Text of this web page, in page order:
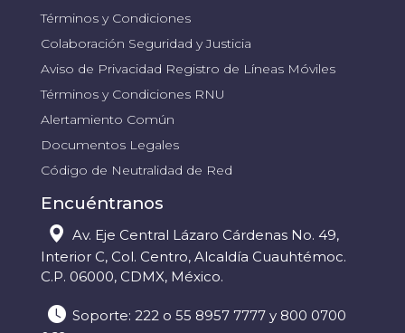
Términos y Condiciones
Colaboración Seguridad y Justicia
Aviso de Privacidad Registro de Líneas Móviles
Términos y Condiciones RNU
Alertamiento Común
Documentos Legales
Código de Neutralidad de Red
Encuéntranos
Av. Eje Central Lázaro Cárdenas No. 49,
Interior C, Col. Centro, Alcaldía Cuauhtémoc.
C.P. 06000, CDMX, México.
Soporte: 222 o 55 8957 7777 y 800 0700